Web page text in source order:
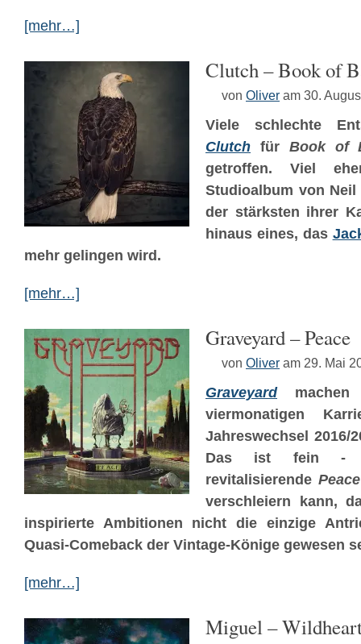
[mehr…]
Clutch – Book of
von Oliver am 30.
Viele schlechte
Clutch für Book of
getroffen. Viel
Studioalbum von
der stärksten ihrer
hinaus eines, das
mehr gelingen wird.
[mehr…]
Graveyard – Peace
von Oliver am 29. Mai
Graveyardmachen
viermonatigen
Jahreswechsel 2016/
Das ist fein -
revitalisierende Peace
verschleiern kann,
inspirierte Ambitionen nicht die einzige
Quasi-Comeback der Vintage-Könige gewesen
[mehr…]
Miguel –